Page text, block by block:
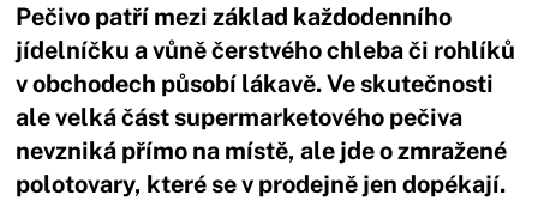
Pečivo patří mezi základ každodenního
jídelníčku a vůně čerstvého chleba či rohlíků
v obchodech působí lákavě. Ve skutečnosti
ale velká část supermarketového pečiva
nevzniká přímo na místě, ale jde o zmražené
polotovary, které se v prodejně jen dopékají.